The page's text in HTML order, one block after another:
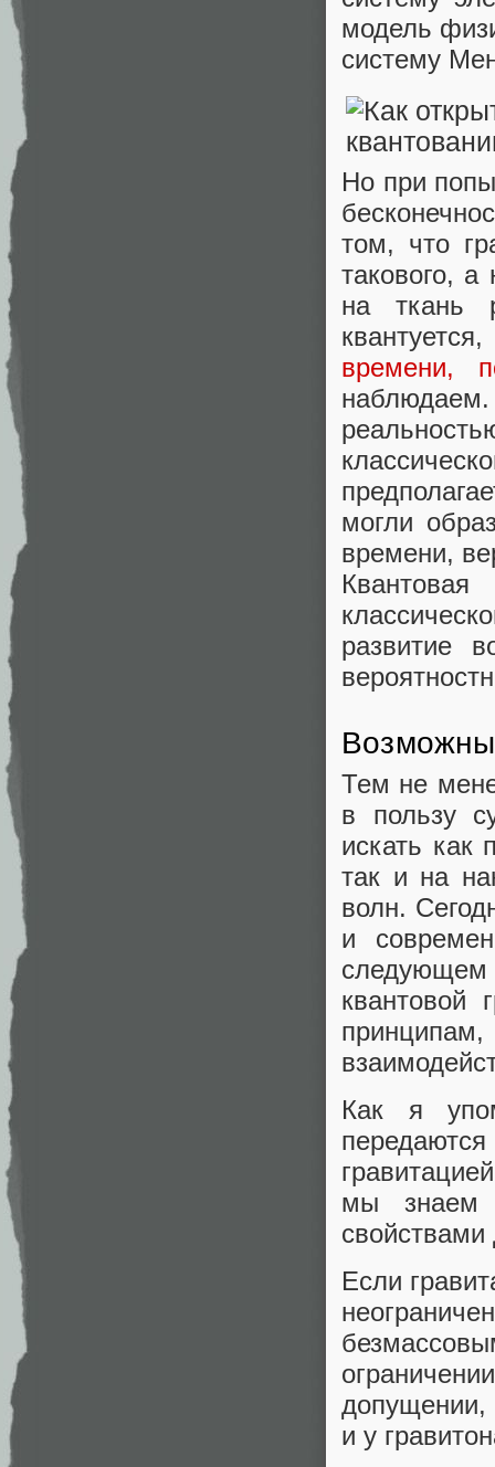
модель
систему
Но при
том, что
такового, а
на ткань
времени,
могли
времени,
развитие
Тем не
в пользу
искать как
так и на
волн.
и
квантовой
принципам,
Как я
мы знаем
свойствами
Если
допущении,
и у